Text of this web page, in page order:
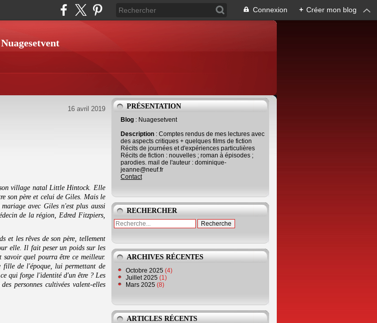
Connexion + Créer mon blog
Nuagesetvent
16 avril 2019
village natal Little Hintock. Elle
son père et celui de Giles. Mais le
avec Giles n'est plus aussi
de la région, Edred Fitzpiers,
et les rêves de son père, tellement
elle. Il fait peser un poids sur les
savoir quel pourra être ce meilleur.
fille de l'époque, lui permettant de
qui forge l'identité d'un être ? Les
personnes cultivées valent-elles
PRÉSENTATION
Blog : Nuagesetvent
Description : Comptes rendus de mes lectures avec
des aspects critiques + quelques films de fiction
Récits de journées et d'expériences particulières
Récits de fiction : nouvelles ; roman à épisodes ;
parodies. mail de l'auteur : dominique-
jeanne@neuf.fr
Contact
RECHERCHER
ARCHIVES RÉCENTES
Octobre 2025 (4)
Juillet 2025 (1)
Mars 2025 (8)
ARTICLES RÉCENTS